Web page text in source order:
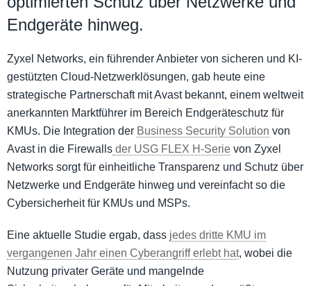
Endgeräte hinweg.
Zyxel Networks, ein führender Anbieter von sicheren und KI-
gestützten Cloud-Netzwerklösungen, gab heute eine
strategische Partnerschaft mit Avast bekannt, einem weltweit
anerkannten Marktführer im Bereich Endgeräteschutz für
KMUs. Die Integration der Business Security Solution von
Avast in die Firewalls der USG FLEX H-Serie von Zyxel
Networks sorgt für einheitliche Transparenz und Schutz über
Netzwerke und Endgeräte hinweg und vereinfacht so die
Cybersicherheit für KMUs und MSPs.
Eine aktuelle Studie ergab, dass jedes dritte KMU im
vergangenen Jahr einen Cyberangriff erlebt hat, wobei die
Nutzung privater Geräte und mangelnde